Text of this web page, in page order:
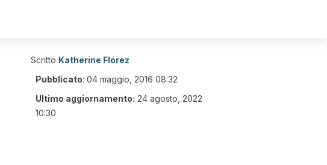
Scritto Katherine Flórez
Pubblicato: 04 maggio, 2016 08:32
Ultimo aggiornamento: 24 agosto, 2022
10:30